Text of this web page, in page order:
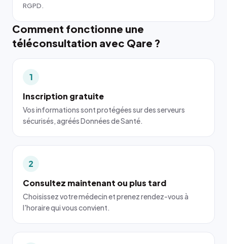
RGPD.
Comment fonctionne une
téléconsultation avec Qare ?
1
Inscription gratuite
Vos informations sont protégées sur des serveurs
sécurisés, agréés Données de Santé.
2
Consultez maintenant ou plus tard
Choisissez votre médecin et prenez rendez-vous à
l'horaire qui vous convient.